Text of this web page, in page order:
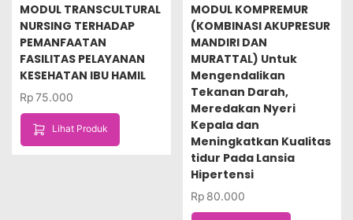
MODUL TRANSCULTURAL
NURSING TERHADAP
PEMANFAATAN
FASILITAS PELAYANAN
KESEHATAN IBU HAMIL
Rp75.000
Lihat Produk
MODUL KOMPREMUR
(KOMBINASI AKUPRESUR
MANDIRI DAN
MURATTAL) Untuk
Mengendalikan
Tekanan Darah,
Meredakan Nyeri
Kepala dan
Meningkatkan Kualitas
tidur Pada Lansia
Hipertensi
Rp 80.000